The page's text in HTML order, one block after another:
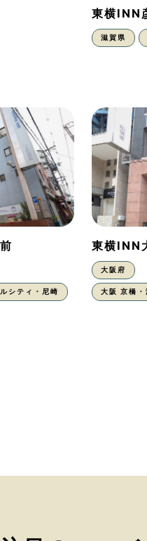
東横INN
滋賀県
シティ・尼崎
東横INN
大阪府
大阪 京橋